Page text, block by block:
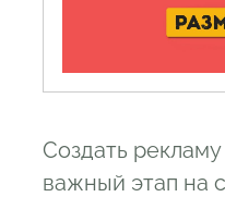
Видеореклама
Принять
сайтах и
Создать
важный этап на